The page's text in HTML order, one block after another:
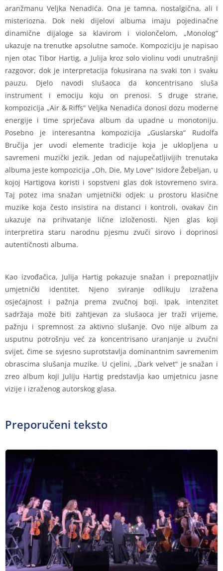
aranžmanu Veljka Nenadića. Ona je tamna, nostalgična, ali i
misteriozna. Dok neki dijelovi albuma imaju pojedinačne
dinamične dijaloge sa klavirom i violončelom, „Monolog“
ukazuje na trenutke apsolutne samoće. Kompoziciju je napisao
njen otac Tibor Hartig, a Julija kroz solo violinu vodi unutrašnji
razgovor, dok je interpretacija fokusirana na svaki ton i svaku
pauzu. Djelo navodi slušaoca da koncentrisano sluša
instrument i emociju koju on prenosi. S druge strane,
kompozicija „Air & Riffs“ Veljka Nenadića donosi dozu moderne
energije i time sprječava album da upadne u monotoniju.
Posebno je interesantna kompozicija „Guslarska“ Rudolfa
Bručija jer uvodi elemente tradicije koja je uklopljena u
savremeni muzički jezik. Jedan od najupečatljivijih trenutaka
albuma jeste kompozicija „Oh, Die, My Love“ Isidore Žebeljan, u
kojoj Hartigova koristi i sopstveni glas dok istovremeno svira.
Taj potez ima snažan umjetnički odjek: u prostoru klasične
muzike koja često insistira na distanci i kontroli, ovakav čin
ukazuje na prihvatanje lične izloženosti. Njen glas koji
interpretira staru narodnu pjesmu zvuči sirovo i doprinosi
autentičnosti albuma.
Kao izvođačica, Julija Hartig pokazuje snažan i prepoznatljiv
umjetnički identitet. Njeno sviranje odlikuju izražena
osjećajnost i pažnja prema zvučnoj boji. Ipak, intenzitet
sadržaja može biti zahtjevan za slušaoca jer traži vrijeme,
pažnju i spremnost za aktivno slušanje. Ovo nije album za
usputnu potrošnju već za koncentrisano uranjanje u zvučni
svijet, čime se svjesno suprotstavlja dominantnim savremenim
obrascima slušanja muzike. U cjelini, „Dark velvet“ je snažan i
zreo album koji Juliju Hartig predstavlja kao umjetnicu jasne
vizije i izraženog autorskog glasa.
Preporučeni tekstovi